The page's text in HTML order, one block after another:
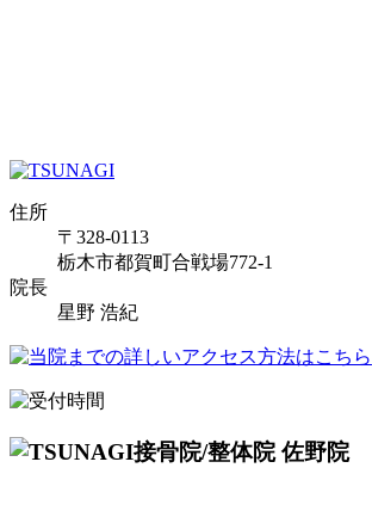
住所
〒328-0113
栃木市都賀町合戦場772-1
院長
星野 浩紀